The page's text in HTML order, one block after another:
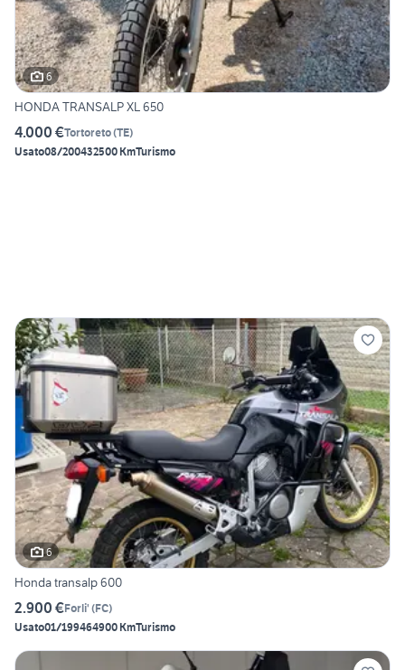
6
HONDA TRANSALP XL 650
4.000 €Tortoreto(TE)
Usato08/200432500 KmTurismo
6
Honda transalp 600
2.900 €Forli' (FC)
Usato01/199464900 KmTurismo